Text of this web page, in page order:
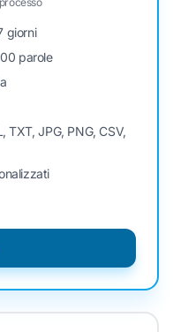
giorni
parole
TXT, JPG, PNG, CSV,